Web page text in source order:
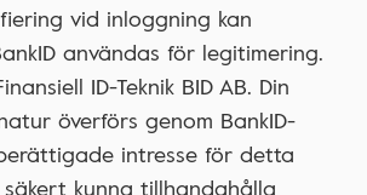
vid inloggning kan
användas för legitimering.
ID-Teknik BID AB. Din
överförs genom BankID-
intresse för detta
kunna tillhandahålla